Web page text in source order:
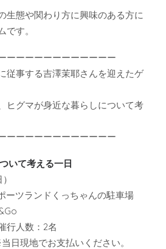
生態や関わり方に興味のある方に
です。
ーーーーーーーーーーーー
従事する吉澤茉耶さんを迎えたゲ
ヒグマが身近な暮らしについて考
ーーーーーーーーーーーー
いて考える一日
ーツランドくっちゃんの駐車場
人数：2名
現地でお支払いください。